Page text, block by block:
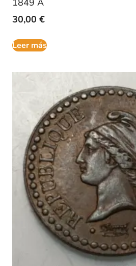
1849 A
30,00 €
Leer más